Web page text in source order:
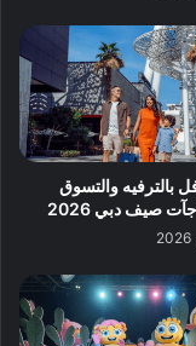
بالترفيه والتسوق
صيف دبي 2026